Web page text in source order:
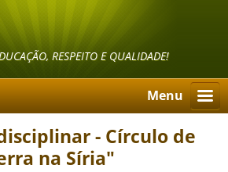
RESPEITO E QUALIDADE!
Menu
- Círculo de
na Síria"